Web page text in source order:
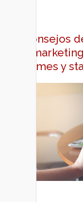
Consejos
y
pymes y